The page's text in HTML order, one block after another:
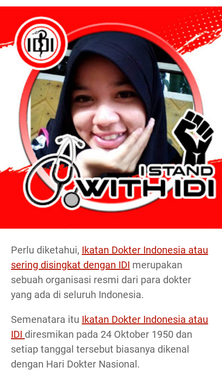
Perlu diketahui, Ikatan Dokter Indonesia atau
sering disingkat dengan IDI merupakan
sebuah organisasi resmi dari para dokter
yang ada di seluruh Indonesia.
Semenatara itu Ikatan Dokter Indonesia atau
IDI diresmikan pada 24 Oktober 1950 dan
setiap tanggal tersebut biasanya dikenal
dengan Hari Dokter Nasional.